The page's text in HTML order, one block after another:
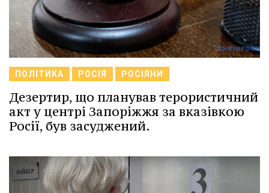
ПОЛІТИКА РОСІЯ РОСІЯНИ
Дезертир, що планував терористичний
акт у центрі Запоріжжя за вказівкою
Росії, був засуджений.